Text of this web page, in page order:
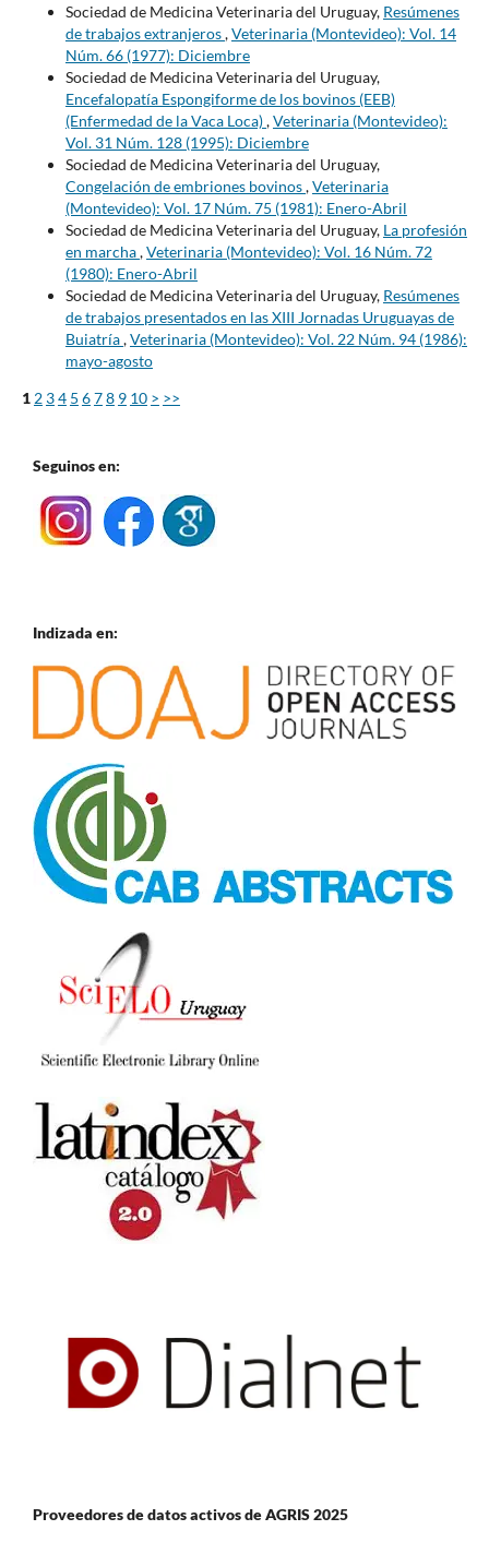
Sociedad de Medicina Veterinaria del Uruguay, Resúmenes
de trabajos extranjeros,Veterinaria (Montevideo): Vol. 14
Núm. 66 (1977): Diciembre
Sociedad de Medicina Veterinaria del Uruguay,
Encefalopatía Espongiforme de los bovinos (EEB)
(Enfermedad de la Vaca Loca),Veterinaria (Montevideo):
Vol. 31 Núm. 128 (1995): Diciembre
Sociedad de Medicina Veterinaria del Uruguay,
Congelación de embriones bovinos,Veterinaria
(Montevideo): Vol. 17 Núm. 75 (1981): Enero-Abril
Sociedad de Medicina Veterinaria del Uruguay, La profesión
en marcha,Veterinaria (Montevideo): Vol. 16 Núm. 72
(1980): Enero-Abril
Sociedad de Medicina Veterinaria del Uruguay, Resúmenes
de trabajos presentados en las XIII Jornadas Uruguayas de
Buiatría,Veterinaria (Montevideo): Vol. 22 Núm. 94 (1986):
mayo-agosto
1 2 34 5 678 9 10 > >>
Seguinos en:
Indizada en:
Proveedores de datos activos de AGRIS 2025